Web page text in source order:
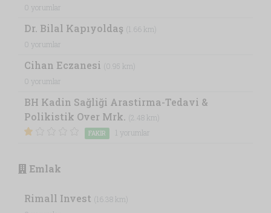
0 yorumlar
Dr. Bilal Kapıyoldaş (1.66 km)
0 yorumlar
Cihan Eczanesi (0.95 km)
0 yorumlar
BH Kadin Sağliği Arastirma-Tedavi &
Polikistik Over Mrk. (2.48 km)
FAKIR 1 yorumlar
Emlak
Rimall Invest (16.38 km)